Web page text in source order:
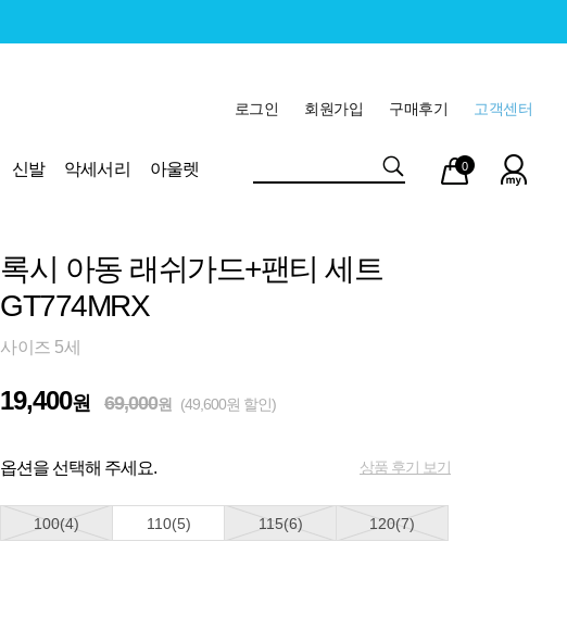
고객센터
구매후기
회원가입
로그인
신발 악세서리
아울렛
마이
페이
장바
구니
0
록시 아동 래쉬가드+팬티 세트
GT774MRX
사이즈 5세
19,400원 69,000원 (49,600원 할인)
옵션을 선택해 주세요. 상품 후기 보기
100(4) 110(5) 115(6) 120(7)